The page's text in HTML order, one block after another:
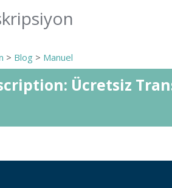
> Blog > Manuel
Ücretsiz